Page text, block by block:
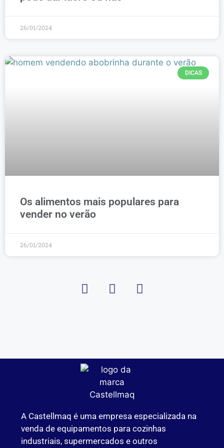
26/01/2024
DICAS
Os alimentos mais populares para
vender no verão
26/01/2024
A Castellmaq é uma empresa especializada na
venda de equipamentos para cozinhas
industriais, supermercados e outros